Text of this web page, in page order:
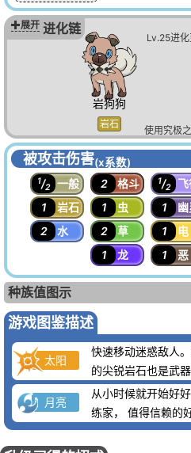
展开 进化链
岩狗狗
岩石
使用究极
Lv.25进化
使用究极
本在夜晚
被攻击伤害(x系数)
1/2 一般 2 格斗 1/2
1
岩石 1 虫 1 幽
2
水 2 草 1 电
1
龙 1 恶
种族值图示
游戏图鉴描述
太阳
快速移动迷惑敌人
的尖锐岩石也是武器
月亮
从小时候就开始好
练家， 值得信赖的